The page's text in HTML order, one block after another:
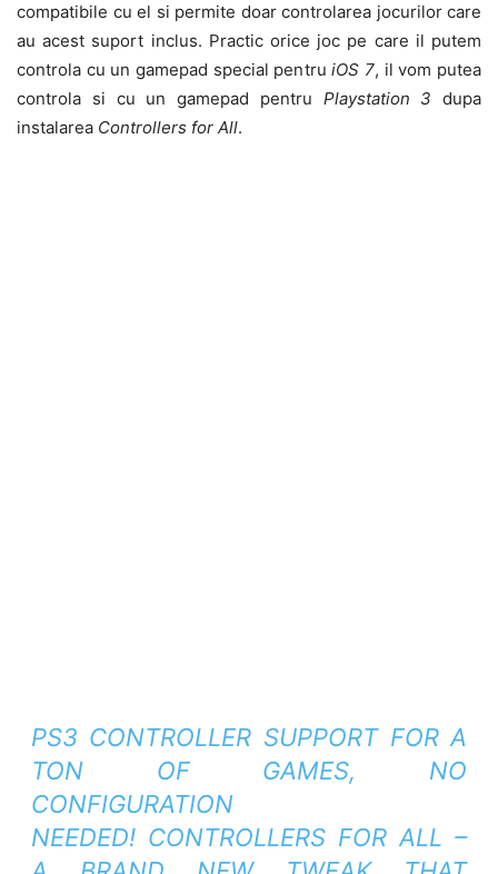
compatibile cu el si permite doar controlarea jocurilor care
au acest suport inclus. Practic orice joc pe care il putem
controla cu un gamepad special pentruiOS 7, il vom putea
controla si cu un gamepad pentru Playstation 3 dupa
instalarea Controllers for All.
PS3 CONTROLLER SUPPORT FOR A
TON OF GAMES, NO
CONFIGURATION
NEEDED! CONTROLLERS FOR ALL –